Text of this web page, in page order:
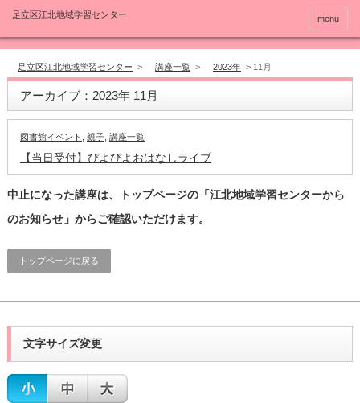
menu
足立区江北地域学習センター > 講座一覧 > 2023年 > 11月
アーカイブ：2023年 11月
図書館イベント 親子, 講座一覧
【当日受付】ぴよぴよおはなしライブ
中止になった講座は、トップページの「江北地域学習センターから
のお知らせ」からご確認いただけます。
トップページに戻る
文字サイズ変更